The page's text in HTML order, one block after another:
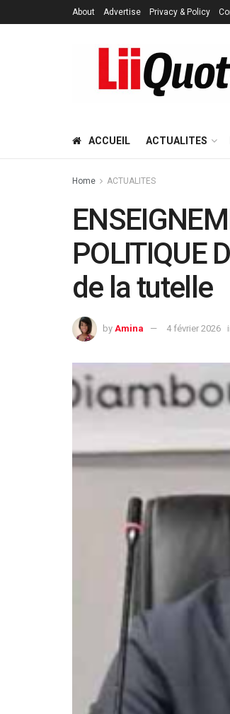
About Advertise Privacy & Policy
ACCUEIL ACTUALITES
Home ACTUALITES
POLITIQUE
de la tutelle
by Amina 4 février 2026